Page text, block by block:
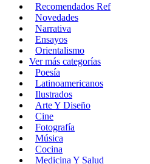
Recomendados Ref
Novedades
Narrativa
Ensayos
Orientalismo
Ver más categorías
Poesía
Latinoamericanos
Ilustrados
Arte Y Diseño
Cine
Fotografía
Música
Cocina
Medicina Y Salud